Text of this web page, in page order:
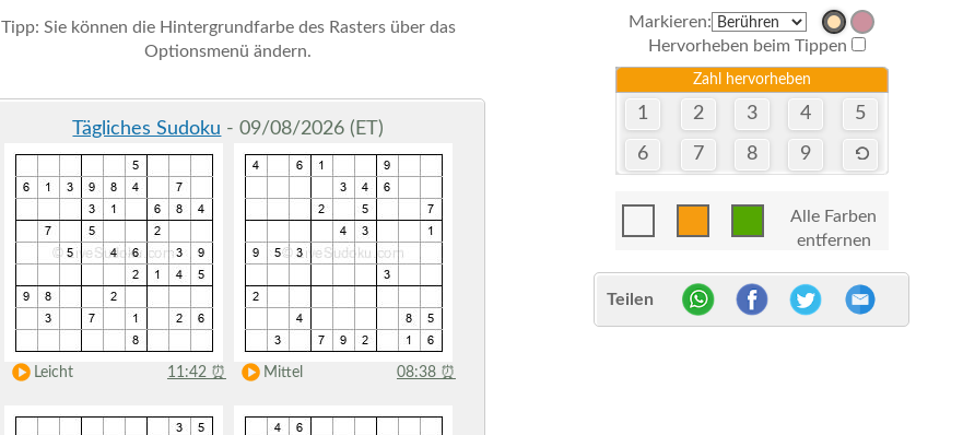
Tipp: Sie können die Hintergrundfarbe des Rasters über das
Optionsmenü ändern.
Tägliches Sudoku - 09/08/2026 (ET)
Leicht 11:42 ⏰ Mittel 08:38 ⏰
Markieren:
Hervorheben beim Tippen
Zahl hervorheben
1 2 3 4 5
6 7 8 9
Alle Farben
entfernen
Teilen